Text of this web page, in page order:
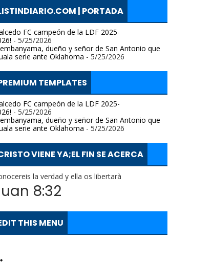
| PORTADA
FC campeón de la LDF 2025-
- 5/25/2026
dueño y señor de San Antonio que
serie ante Oklahoma - 5/25/2026
TEMPLATES
FC campeón de la LDF 2025-
- 5/25/2026
dueño y señor de San Antonio que
serie ante Oklahoma - 5/25/2026
VIENE YA;EL FIN SE ACERCA
la verdad y ella os libertarà
8:32
THIS MENU